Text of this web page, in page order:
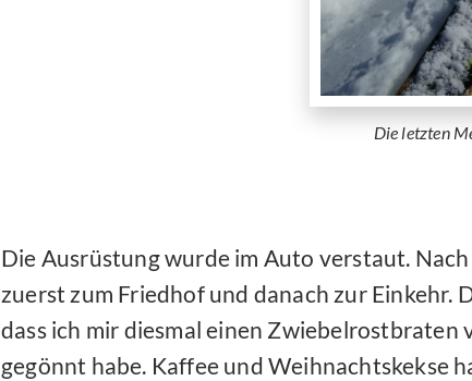
Die letzten
Die Ausrüstung wurde im Auto verstaut.
zuerst zum Friedhof und danach zur Einkehr.
dass ich mir diesmal einen Zwiebelrostbraten
gegönnt habe. Kaffee und Weihnachtskekse